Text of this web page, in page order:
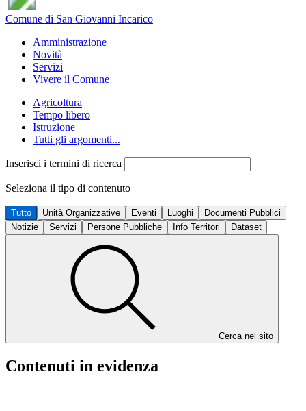
Comune di San Giovanni Incarico
Amministrazione
Novità
Servizi
Vivere il Comune
Agricoltura
Tempo libero
Istruzione
Tutti gli argomenti...
Inserisci i termini di ricerca
Seleziona il tipo di contenuto
Tutto Unità Organizzative Eventi Luoghi
Documenti Pubblici
Notizie
Servizi Persone Pubbliche Info Territori Dataset
Cerca nel sito
Contenuti in evidenza